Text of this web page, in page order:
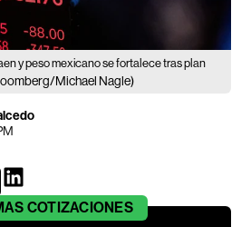
y peso mexicano se fortalece tras plan
Michael Nagle)
COTIZACIONES